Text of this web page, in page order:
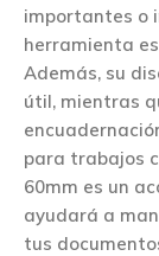
importantes o
herramienta
Además, su
útil, mientras
para trabajos
60mm es un
ayudará a
tus